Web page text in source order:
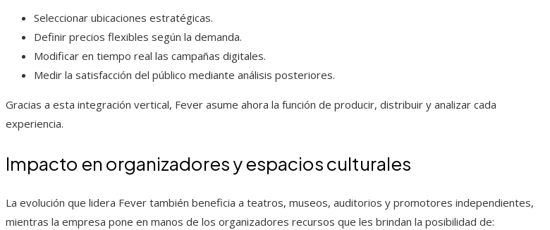
Seleccionar ubicaciones estratégicas.
Definir precios flexibles según la demanda.
Modificar en tiempo real las campañas digitales.
Medir la satisfacción del público mediante análisis posteriores.
Gracias a esta integración vertical, Fever asume ahora la función de producir, distribuir y analizar cada
experiencia.
Impacto en organizadores y espacios culturales
La evolución que lidera Fever también beneficia a teatros, museos, auditorios y promotores independientes,
mientras la empresa pone en manos de los organizadores recursos que les brindan la posibilidad de: